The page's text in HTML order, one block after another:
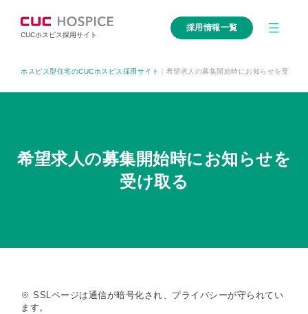
CUCホスピス採用サイト
採用情報一覧
ホスピス型住宅のCUCホスピス採用サイト 希望求人の募集開始時にお知らせを受け取
希望求人の募集開始時にお知らせを
受け取る
※ SSLページは通信が暗号化され、プライバシーが守られてい
ます。